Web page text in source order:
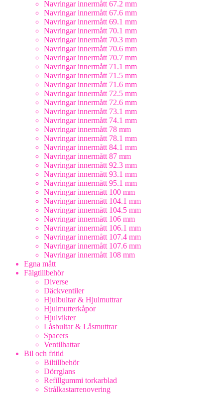
Navringar innermått 67.2 mm
Navringar innermått 67.6 mm
Navringar innermått 69.1 mm
Navringar innermått 70.1 mm
Navringar innermått 70.3 mm
Navringar innermått 70.6 mm
Navringar innermått 70.7 mm
Navringar innermått 71.1 mm
Navringar innermått 71.5 mm
Navringar innermått 71.6 mm
Navringar innermått 72.5 mm
Navringar innermått 72.6 mm
Navringar innermått 73.1 mm
Navringar innermått 74.1 mm
Navringar innermått 78 mm
Navringar innermått 78.1 mm
Navringar innermått 84.1 mm
Navringar innermått 87 mm
Navringar innermått 92.3 mm
Navringar innermått 93.1 mm
Navringar innermått 95.1 mm
Navringar innermått 100 mm
Navringar innermått 104.1 mm
Navringar innermått 104.5 mm
Navringar innermått 106 mm
Navringar innermått 106.1 mm
Navringar innermått 107.4 mm
Navringar innermått 107.6 mm
Navringar innermått 108 mm
Egna mått
Fälgtillbehör
Diverse
Däckventiler
Hjulbultar & Hjulmuttrar
Hjulmutterkåpor
Hjulvikter
Låsbultar & Låsmuttrar
Spacers
Ventilhattar
Bil och fritid
Biltillbehör
Dörrglans
Refillgummi torkarblad
Strålkastarrenovering